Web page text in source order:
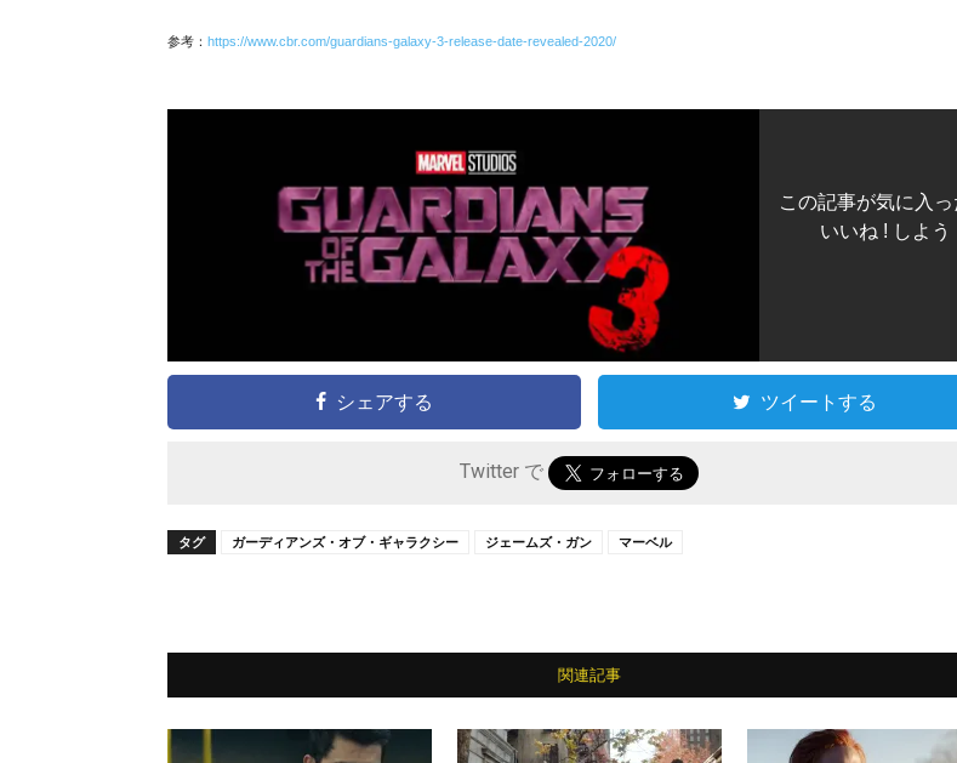
参考： https://www.cbr.com/guardians-galaxy-3-release-date-revealed-2020/
この記事が気に入っ
いいね ! しよう
シェアする ツイートする
Twitter で
タグ ガーディアンズ・オブ・ギャラクシー ジェームズ・ガン マーベル
関連記事